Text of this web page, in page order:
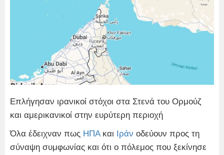
Επλήγησαν ιρανικοί στόχοι στα Στενά του Ορμούζ
και αμερικανικοί στην ευρύτερη περιοχή
Όλα έδειχναν πως ΗΠΑκαι Ιράν οδεύουν προς τη
σύναψη συμφωνίας και ότι ο πόλεμος που ξεκίνησε